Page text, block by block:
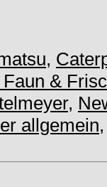
,
&
,
allgemein,